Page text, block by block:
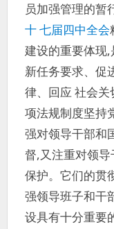
员加强管理的暂
十 七届四中全会
建设的重要体现
新任务要求、促
律、回应 社会
项法规制度坚持
强对领导干部和
督,又注重对领
保护。它们的贯
强领导班子和干
设具有十分重要